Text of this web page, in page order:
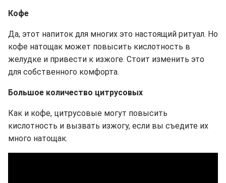
Кофе
Да, этот напиток для многих это настоящий ритуал. Но
кофе натощак может повысить кислотность в
желудке и привести к изжоге. Стоит изменить это
для собственного комфорта.
Большое количество цитрусовых
Как и кофе, цитрусовые могут повысить
кислотность и вызвать изжогу, если вы съедите их
много натощак.